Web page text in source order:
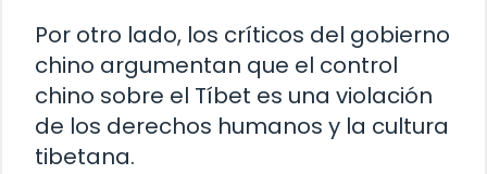
Por otro lado, los críticos del gobierno
chino argumentan que el control
chino sobre el Tíbet es una violación
de los derechos humanos y la cultura
tibetana.